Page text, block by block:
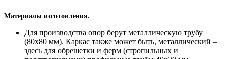
Материалы изготовления.
Для производства опор берут металлическую трубу
(80х80 мм). Каркас также может быть, металлический –
здесь для обрешетки и ферм (стропильных и